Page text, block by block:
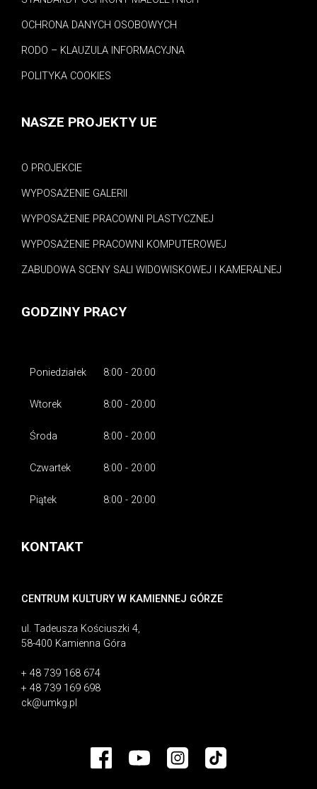
OCHRONA DANYCH OSOBOWYCH
RODO – KLAUZULA INFORMACYJNA
POLITYKA COOKIES
NASZE PROJEKTY UE
O PROJEKCIE
WYPOSAŻENIE GALERII
WYPOSAŻENIE PRACOWNI PLASTYCZNEJ
WYPOSAŻENIE PRACOWNI KOMPUTEROWEJ
ZABUDOWA SCENY SALI WIDOWISKOWEJ I KAMERALNEJ
GODZINY PRACY
Poniedziałek 8:00 - 20:00
Wtorek 8:00 - 20:00
Środa 8:00 - 20:00
Czwartek 8:00 - 20:00
Piątek 8:00 - 20:00
KONTAKT
CENTRUM KULTURY W KAMIENNEJ GÓRZE
ul. Tadeusza Kościuszki 4,
58-400 Kamienna Góra
+ 48 739 168 674
+ 48 739 169 698
ck@umkg.pl